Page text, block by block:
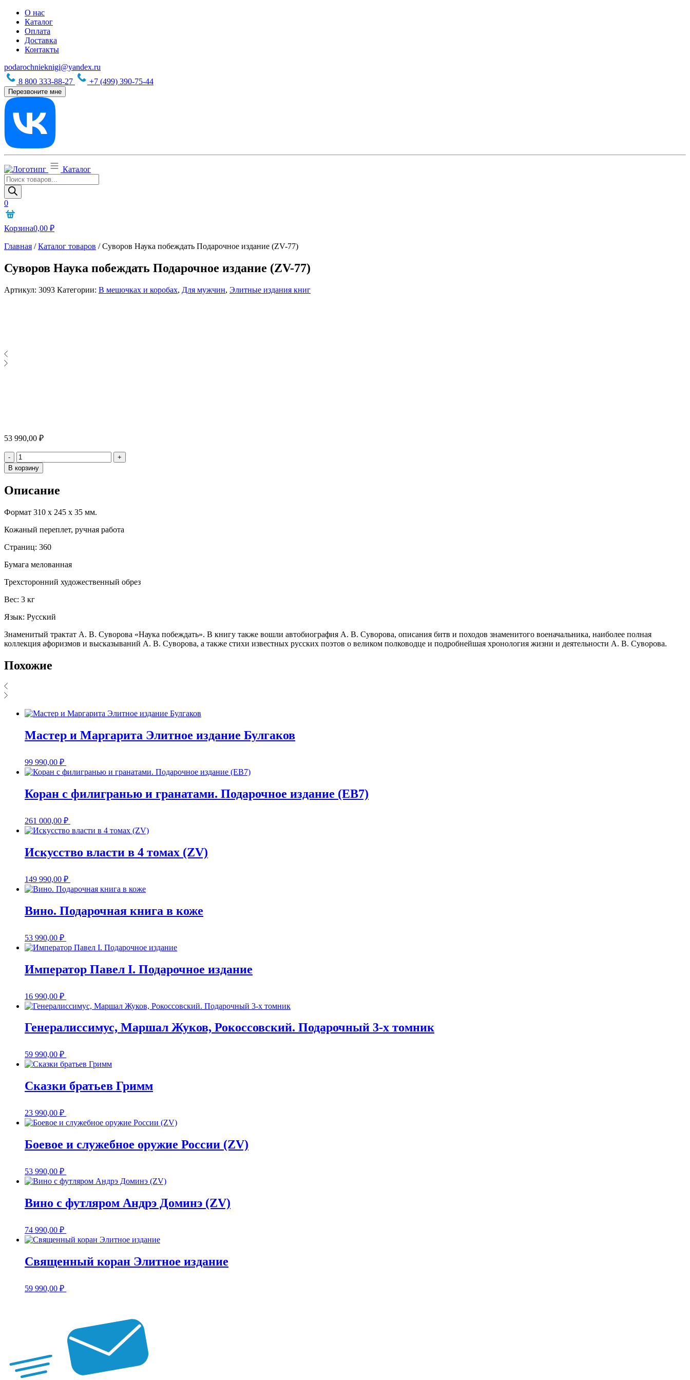
О нас
Каталог
Оплата
Доставка
Контакты
podarochnieknigi@yandex.ru
8 800 333-88-27
+7 (499) 390-75-44
Перезвоните мне
Каталог
Поиск
товаров
0
Корзина0,00 ₽
Главная /Каталог товаров /Суворов Наука побеждать Подарочное издание (ZV-77)
Суворов Наука побеждать Подарочное издание (ZV-77)
Артикул: 3093 Категории: В мешочках и коробах, Для мужчин, Элитные издания книг
53 990,00 ₽
- Количество
+
В корзину
Описание
Формат 310 х 245 х 35 мм.
Кожаный переплет, ручная работа
Страниц: 360
Бумага мелованная
Трехсторонний художественный обрез
Вес: 3 кг
Язык: Русский
Знаменитый трактат А. В. Суворова «Наука побеждать». В книгу также вошли автобиография А. В. Суворова, описания битв и походов знаменитого военачальника, наиболее полная
коллекция афоризмов и высказываний А. В. Суворова, а также стихи известных русских поэтов о великом полководце и подробнейшая хронология жизни и деятельности А. В. Суворова.
Похожие
Мастер и Маргарита Элитное издание Булгаков
99 990,00 ₽
Коран с филигранью и гранатами. Подарочное издание (EB7)
261 000,00 ₽
Искусство власти в 4 томах (ZV)
149 990,00 ₽
Вино. Подарочная книга в коже
53 990,00 ₽
Император Павел I. Подарочное издание
16 990,00 ₽
Генералиссимус, Маршал Жуков, Рокоссовский. Подарочный 3-х томник
59 990,00 ₽
Сказки братьев Гримм
23 990,00 ₽
Боевое и служебное оружие России (ZV)
53 990,00 ₽
Вино с футляром Андрэ Доминэ (ZV)
74 990,00 ₽
Священный коран Элитное издание
59 990,00 ₽